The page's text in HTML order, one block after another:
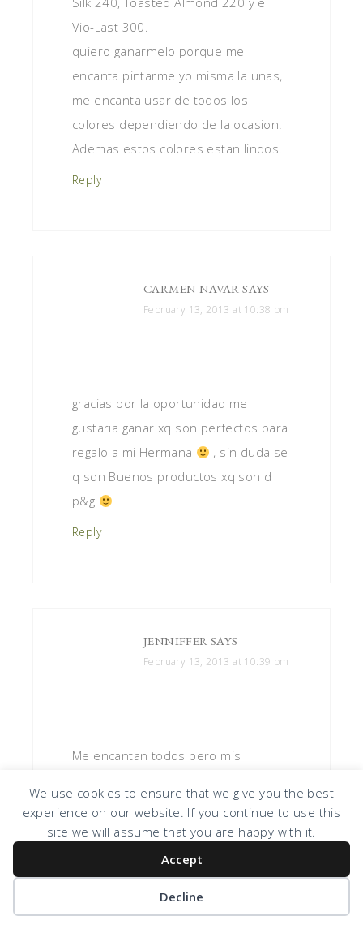
We use cookies to ensure that we give you the best
experience on our website. If you continue to use this
site we will assume that you are happy with it.
Accept
Decline
Vio-Last 300.
quiero ganarmelo porque me
encanta pintarme yo misma la unas,
me encanta usar de todos los
colores dependiendo de la ocasion.
Ademas estos colores estan lindos.
Reply
CARMEN NAVAR SAYS
February 13, 2013 at 10:38 pm
gracias por la oportunidad me
gustaria ganar xq son perfectos para
regalo a mi Hermana
, sin duda se
q son Buenos productos xq son d
p&g
Reply
JENNIFFER SAYS
February 13, 2013 at 10:39 pm
Me encantan todos pero mis
Reply